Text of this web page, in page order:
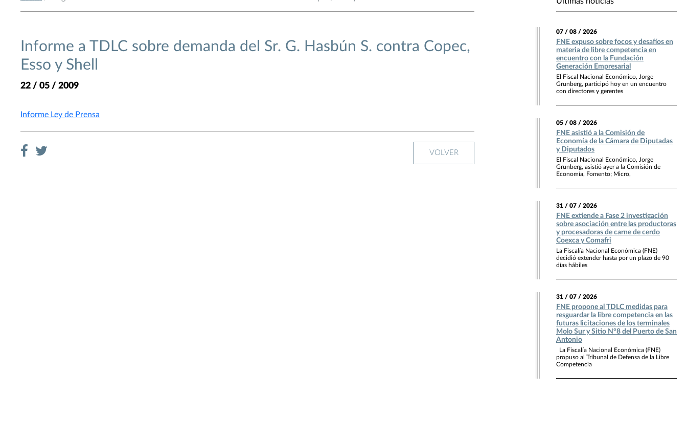
Informe a TDLC sobre demanda del Sr. G. Hasbún S. contra Copec,
Esso y Shell
22 / 05 / 2009
Informe Ley de Prensa
VOLVER
07 / 08 / 2026
FNE expuso sobre focos y desafíos en
materia de libre competencia en
encuentro con la Fundación
Generación Empresarial
El Fiscal Nacional Económico, Jorge
Grunberg, participó hoy en un encuentro
con directores y gerentes
05 / 08 / 2026
FNE asistió a la Comisión de
Economía de la Cámara de Diputadas
y Diputados
El Fiscal Nacional Económico, Jorge
Grunberg, asistió ayer a la Comisión de
Economía, Fomento; Micro,
31 / 07 / 2026
FNE extiende a Fase 2 investigación
sobre asociación entre las productoras
y procesadoras de carne de cerdo
Coexca y Comafri
La Fiscalía Nacional Económica (FNE)
decidió extender hasta por un plazo de 90
días hábiles
31 / 07 / 2026
FNE propone al TDLC medidas para
resguardar la libre competencia en las
futuras licitaciones de los terminales
Molo Sur y Sitio N°8 del Puerto de San
Antonio
La Fiscalía Nacional Económica (FNE)
propuso al Tribunal de Defensa de la Libre
Competencia